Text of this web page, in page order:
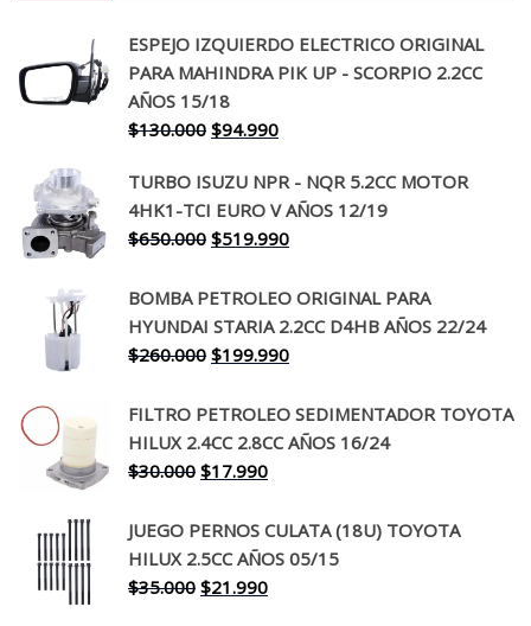
ESPEJO IZQUIERDO ELECTRICO ORIGINAL
PARA MAHINDRA PIK UP - SCORPIO 2.2CC
AÑOS 15/18
$130.000 El
original
era:
$130.000.
$94.990El
actual
es:
$94.990.
TURBO ISUZU NPR - NQR 5.2CC MOTOR
4HK1-TCI EURO V AÑOS 12/19
$650.000 El
original
era:
$650.000.
$519.990El
actual
es:
$519.990.
BOMBA PETROLEO ORIGINAL PARA
HYUNDAI STARIA 2.2CC D4HB AÑOS 22/24
$260.000 El
original
era:
$260.000.
$199.990El
actual
es:
FILTRO PETROLEO SEDIMENTADOR TOYOTA
HILUX 2.4CC 2.8CC AÑOS 16/24
$30.000 El
original
era:
$30.000.
$17.990El
actual
es:
$17.990.
JUEGO PERNOS CULATA (18U) TOYOTA
HILUX 2.5CC AÑOS 05/15
$35.000 El
$21.990El